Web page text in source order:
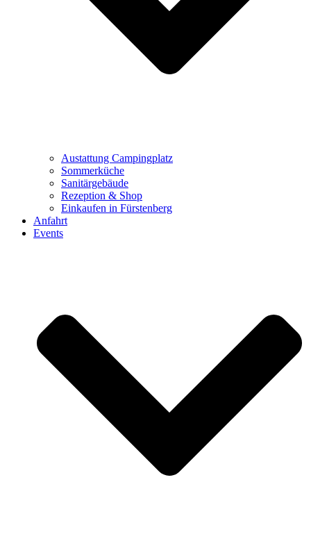
Austattung Campingplatz
Sommerküche
Sanitärgebäude
Rezeption & Shop
Einkaufen in Fürstenberg
Anfahrt
Events